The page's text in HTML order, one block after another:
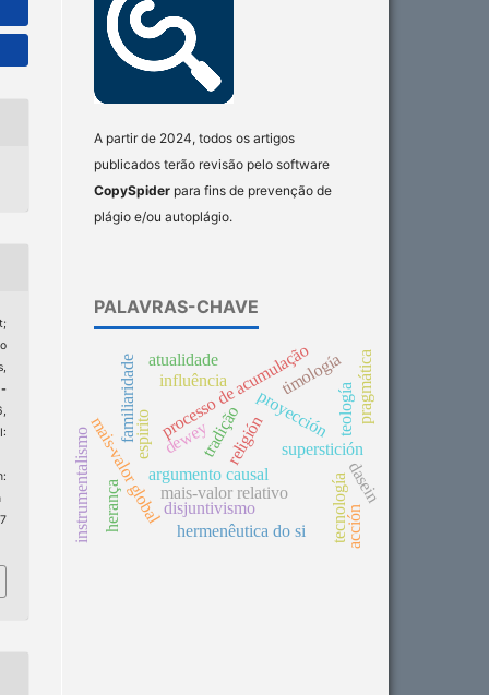
-
A partir de 2024, todos os artigos
publicados terão revisão pelo software
CopySpider para fins de prevenção de
plágio e/ou autoplágio.
PALAVRAS-CHAVE
argumento causal
superstición
proyección
processo de acumulação
mais-valor globalmais-valor relativo
disjuntivismo
religión
tecnología
instrumentalismo dewey
teología
espirito
influência
familiaridade
dasein
herança
tradição
pragmática
hermenêutica do si
timología
acción
atualidade